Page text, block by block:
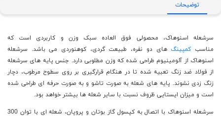
توضیحات
سرشعله اسنوهاک، محصولی فوق العاده سبک وزن و کاربردی است که
مناسب کمپینگ های دو نفره، طبیعت گردی، کوهنوردی می باشد‌. سرشعله
اسنوهاک از آلومینیوم طراحی شده که وزن مطلوبی دارد. جنس پایه های سرشعله
از فولاد ضد زنگ تعبیه شده تا در هنگام قرارگیری بر روی سطوح مرطوب، دچار
زنگ زدی نشوند. پایه های شعله به صورت تاشو و به صورت حرفه ای طراحی شده
است و میزان ایستایی ظروف نسبت با سایر شعله ها بیشتر خواهد بود.
سرشعله اسنوهاک با اتصال به کپسول گاز بوتان و پروپان، شعله ای با توان 300